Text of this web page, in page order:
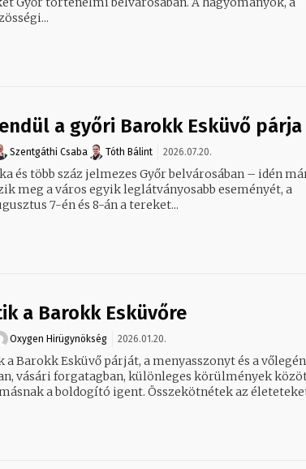
a győri Barokk Esküvő párja
Szentgáthi Csaba Tóth Bálint 2026.07.20.
és több száz jelmezes Győr belvárosában – idén
meg a város egyik leglátványosabb eseményét, a
7-én és 8-án a tereket...
a Barokk Esküvőre
Oxygen Hirügynökség 2026.01.20.
Barokk Esküvő párját, a menyasszonyt és a
vásári forgatagban, különleges körülmények
mondhatják ki egymásnak a boldogító igent. Összekötnétek az